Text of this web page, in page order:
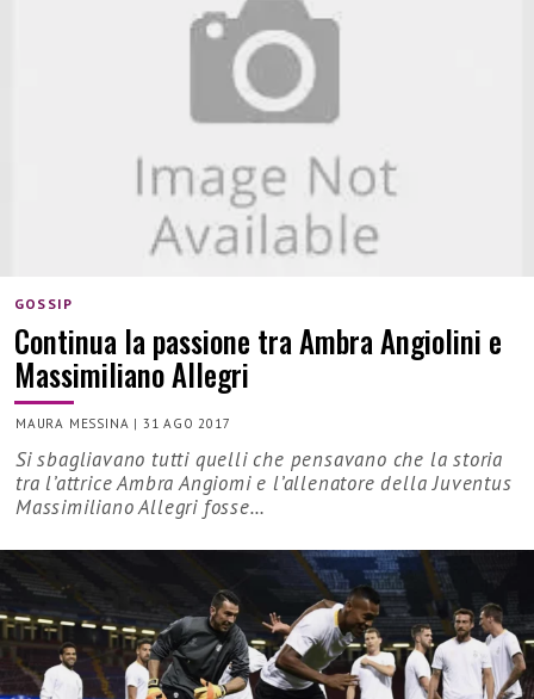
GOSSIP
Continua la passione tra Ambra Angiolini e
Massimiliano Allegri
MAURA MESSINA | 31 AGO 2017
Si sbagliavano tutti quelli che pensavano che la storia
tra l’attrice Ambra Angiomi e l’allenatore della Juventus
Massimiliano Allegri fosse…